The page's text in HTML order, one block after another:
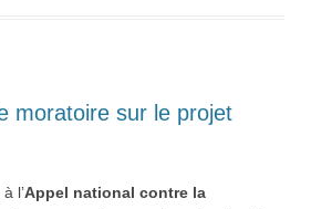
moratoire sur le projet
l’Appel national contre la